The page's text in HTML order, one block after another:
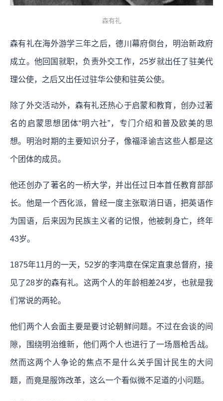
森有礼
森有礼在海外游学三年之后，德川幕府倒台，明治新政府
成立。他回国就职，负责外交工作，25岁就出任了驻美代
理公使，之后又出任过驻华公使和驻英公使。
除了外交活动外，森有礼还热心于启蒙和教育，创办过著
名的启蒙思想团体“明六社”，专门介绍和普及欧美的思
想。明治时期的主要知识分子，像福泽谕吉这些人都是这
个团体的成员。
他还创办了著名的一桥大学，并出任过日本首任教育部部
长。他是一个西化派，曾经一度主张取消日语，把英语作
为国语，后来因为民族主义者的记恨，他被刺身亡，终年
43岁。
1875年11月的一天，52岁的李鸿章在保定直隶总督府，接
见了28岁的森有礼。这两个人的年龄相差24岁，也就是我
们常说的两轮。
他们两个人会面主要是要讨论朝鲜问题。不过在会谈的间
隙，围绕明治维新，他们两个人也进行了一场唇枪舌战。
然而这两个人争论的焦点不是什么关乎国计民生的大问
题，而竟是服饰改革，这么一个看似微不足道的小问题。